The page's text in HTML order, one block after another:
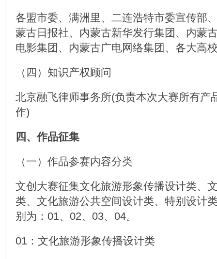
各盟市委、满洲里、二连浩特市委宣传部
蒙古日报社、内蒙古新华发行集团、内蒙
电影集团、内蒙古广电网络集团、各大高
（四）知识产权顾问
北京融飞律师事务所(负责本次大赛所有产
作)
四、作品征集
（一）作品参赛内容分类
文创大赛征集文化旅游形象传播设计类、
类、文化旅游公共空间设计类、特别设计
别为：01、02、03、04。
01：文化旅游形象传播设计类